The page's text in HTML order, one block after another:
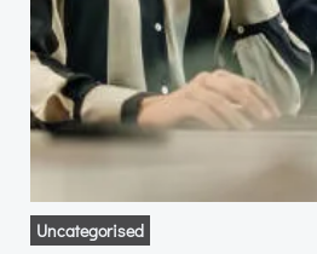
Uncategorised